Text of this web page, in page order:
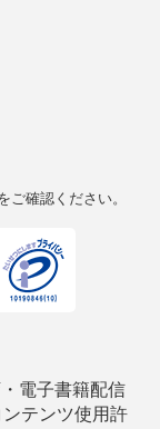
ご確認ください。
電子書籍配信
テンツ使用許